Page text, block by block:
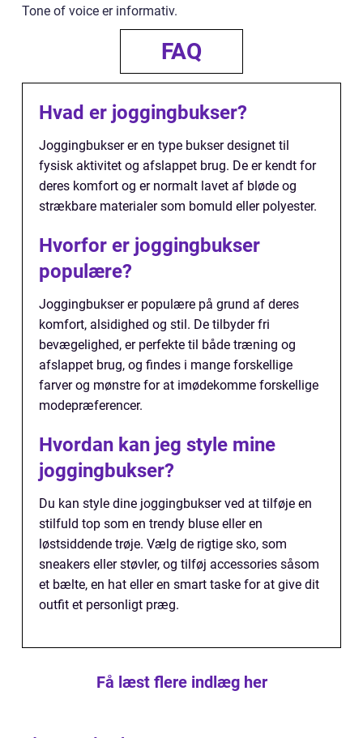
Tone of voice er informativ.
FAQ
Hvad er joggingbukser?
Joggingbukser er en type bukser designet til
fysisk aktivitet og afslappet brug. De er kendt for
deres komfort og er normalt lavet af bløde og
strækbare materialer som bomuld eller polyester.
Hvorfor er joggingbukser
populære?
Joggingbukser er populære på grund af deres
komfort, alsidighed og stil. De tilbyder fri
bevægelighed, er perfekte til både træning og
afslappet brug, og findes i mange forskellige
farver og mønstre for at imødekomme forskellige
modepræferencer.
Hvordan kan jeg style mine
joggingbukser?
Du kan style dine joggingbukser ved at tilføje en
stilfuld top som en trendy bluse eller en
løstsiddende trøje. Vælg de rigtige sko, som
sneakers eller støvler, og tilføj accessories såsom
et bælte, en hat eller en smart taske for at give dit
outfit et personligt præg.
Få læst flere indlæg her